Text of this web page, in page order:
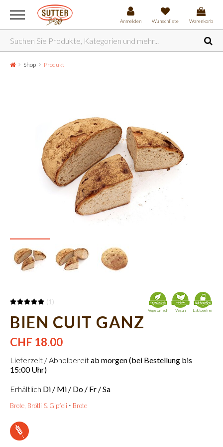
Anmelden Wunschliste Warenkorb
Shop Produkt
(1)
BIEN CUIT GANZ
CHF 18.00
Vegetarisch Vegan Laktosefrei
Lieferzeit / Abholbereitab morgen (bei Bestellung bis
15:00 Uhr)
Erhältlich Di / Mi / Do / Fr / Sa
Brote, Brötli & Gipfeli Brote